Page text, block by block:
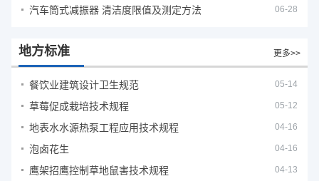
汽车筒式减振器 清洁度限值及测定方法 06-28
地方标准 更多>>
餐饮业建筑设计卫生规范 05-14
草莓促成栽培技术规程 05-12
地表水水源热泵工程应用技术规程 04-16
泡卤花生 04-16
鹰架招鹰控制草地鼠害技术规程 04-13